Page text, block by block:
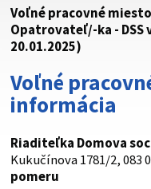
Voľné pracovné
Opatrovateľ/-ka - DSS
20.01.2025)
Voľné
informácia
Riaditeľka Domova
Kukučínova 1781/2, 083
pomeru